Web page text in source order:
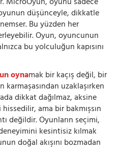
düşünceyle, dikkatle
Bu yüzden her
Oyun, oyuncunun
bu yolculuğun kapısını
oynamak bir kaçış değil, bir
uzaklaşırken
dikkat dağılmaz, aksine
ama bir bakmışsın
değildir. Oyunların seçimi,
kesintisiz kılmak
doğal akışını bozmadan